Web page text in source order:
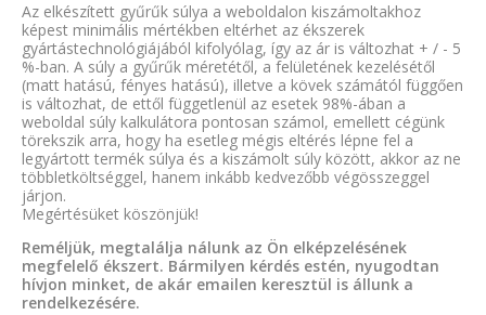
Az elkészített gyűrűk súlya a weboldalon kiszámoltakhoz
képest minimális mértékben eltérhet az ékszerek
gyártástechnológiájából kifolyólag, így az ár is változhat + / - 5
%-ban. A súly a gyűrűk méretétől, a felületének kezelésétől
(matt hatású, fényes hatású), illetve a kövek számától függően
is változhat, de ettől függetlenül az esetek 98%-ában a
weboldal súly kalkulátora pontosan számol, emellett cégünk
törekszik arra, hogy ha esetleg mégis eltérés lépne fel a
legyártott termék súlya és a kiszámolt súly között, akkor az ne
többletköltséggel, hanem inkább kedvezőbb végösszeggel
járjon.
Megértésüket köszönjük!
Reméljük, megtalálja nálunk az Ön elképzelésének
megfelelő ékszert. Bármilyen kérdés estén, nyugodtan
hívjon minket, de akár emailen keresztül is állunk a
rendelkezésére.